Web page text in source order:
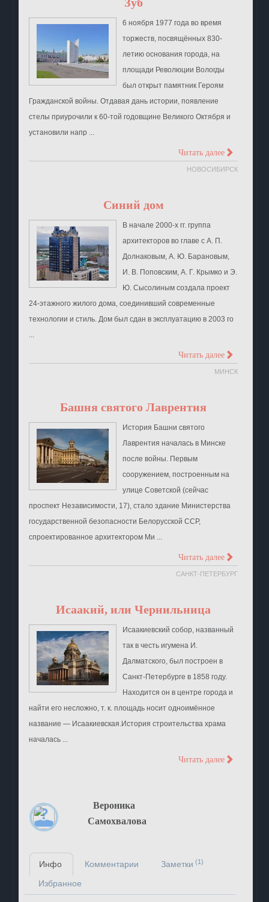
6 ноября 1977 года во время
торжеств, посвящённых 830-
летию основания города, на
площади Революции Вологды
был открыт памятник Героям
Гражданской войны. Отдавая дань истории, появление
стелы приурочили к 60-той годовщине Великого Октября и
установили напр ...
Читать далее >
НОВОСИБИРСК
Синий дом
В начале 2000-х гг. группа
архитекторов во главе с А. П.
Долнаковым, А. Ю. Барановым,
И. В. Поповским, А. Г. Крымко и Э.
Ю. Сысолиным создала проект
24-этажного жилого дома, соединивший современные
технологии и стиль. Дом был сдан в эксплуатацию в 2003 го
Читать далее >
МИНСК
Башня святого Лаврентия
История Башни святого
Лаврентия началась в Минске
после войны. Первым
сооружением, построенным на
улице Советской (сейчас
проспект Независимости, 17), стало здание Министерства
государственной безопасности Белорусской ССР,
спроектированное архитектором Ми ...
Читать далее >
САНКТ-ПЕТЕРБУРГ
Исаакий, или Чернильница
Исаакиевский собор, названный
так в честь игумена И.
Далматского, был построен в
Санкт-Петербурге в 1858 году.
Находится он в центре города и
найти его несложно, т. к. площадь носит одноимённое
название — Исаакиевская.История строительства храма
началась ...
Читать далее >
Вероника
Самохвалова
Инфо Комментарии Заметки (1)
Избранное